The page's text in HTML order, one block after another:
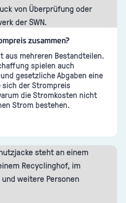
zusammen?
aus mehreren Bestandteilen.
spielen auch
gesetzliche Abgaben eine
sich der Strompreis
die Stromkosten nicht
Strom bestehen.